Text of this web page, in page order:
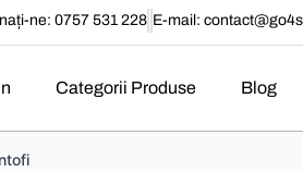
ne: 0757 531 228 E-mail:
Categorii Produse Blog